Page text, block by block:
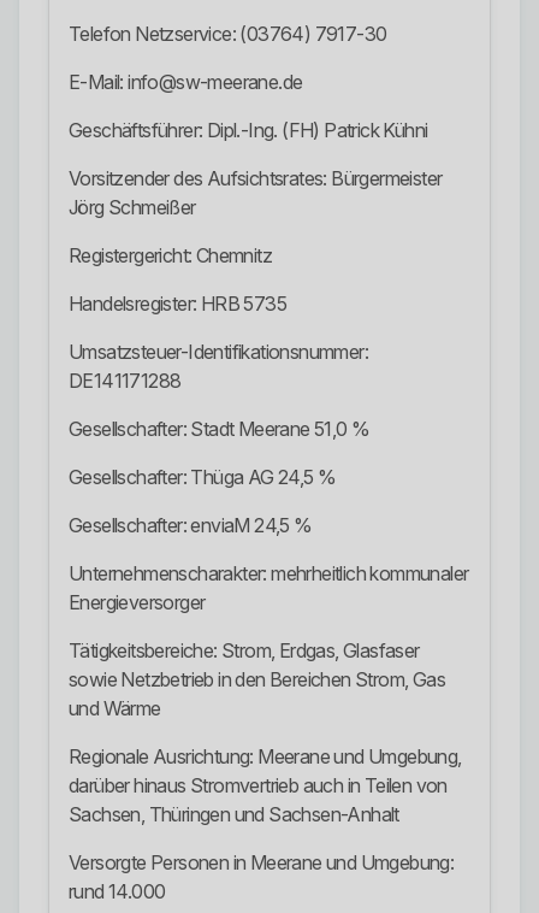
Telefon Netzservice: (03764) 7917-30
E-Mail: info@sw-meerane.de
Geschäftsführer: Dipl.-Ing. (FH) Patrick Kühni
Vorsitzender des Aufsichtsrates: Bürgermeister
Jörg Schmeißer
Registergericht: Chemnitz
Handelsregister: HRB 5735
Umsatzsteuer-Identifikationsnummer:
DE141171288
Gesellschafter: Stadt Meerane 51,0 %
Gesellschafter: Thüga AG 24,5 %
Gesellschafter: enviaM 24,5 %
Unternehmenscharakter: mehrheitlich kommunaler
Energieversorger
Tätigkeitsbereiche: Strom, Erdgas, Glasfaser
sowie Netzbetrieb in den Bereichen Strom, Gas
und Wärme
Regionale Ausrichtung: Meerane und Umgebung,
darüber hinaus Stromvertrieb auch in Teilen von
Sachsen, Thüringen und Sachsen-Anhalt
Versorgte Personen in Meerane und Umgebung:
rund 14.000